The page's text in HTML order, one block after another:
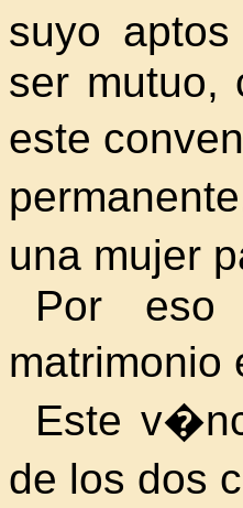
suyo
ser mutuo,
este
una mujer
Por eso
Este
de los dos